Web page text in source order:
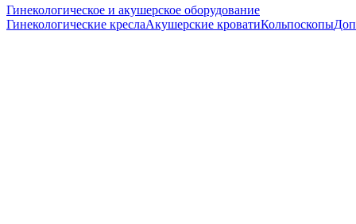
Гинекологическое и акушерское оборудование
Гинекологические креслаАкушерские кроватиКольпоскопы